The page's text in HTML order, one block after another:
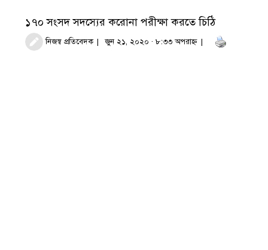
১৭০ সংসদ সদস্যের করোনা পরীক্ষা করতে চিঠি
নিজস্ব প্রতিবেদক জুন ২১, ২০২০ · ৮:৩৩ অপরাহ্ণ